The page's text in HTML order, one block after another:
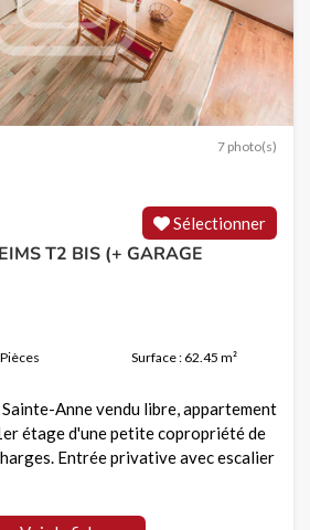
7 photo(s)
Sélectionner
T2 BIS (+ GARAGE
Surface : 62.45 m²
Anne vendu libre, appartement
étage d'une petite copropriété de
Entrée privative avec escalier